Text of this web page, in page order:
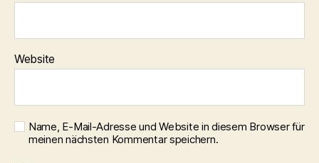
Website
Name, E-Mail-Adresse und Website in diesem Browser für
meinen nächsten Kommentar speichern.